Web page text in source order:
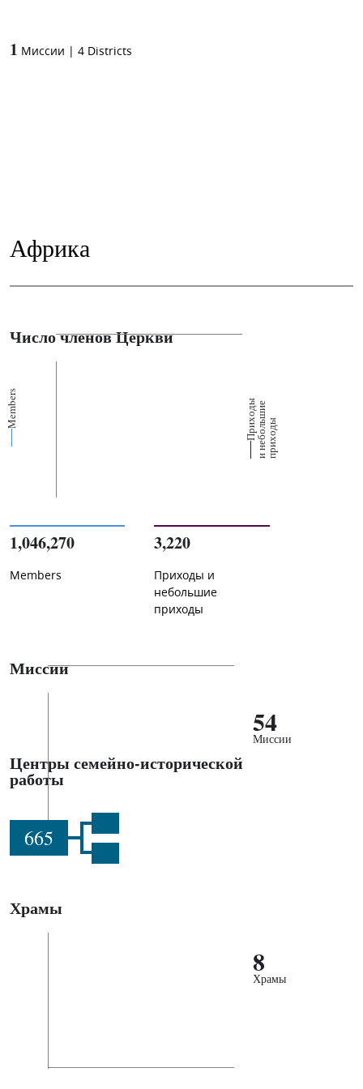
1 Миссии | 4 Districts
Африка
Число членов Церкви
Members П
р
их
о
д
ы
и
н
е
б
о
ль
ш
ие
п
р
и
х
о
ды
1,046,270
Members
3,220
Приходы и
небольшие
приходы
Миссии
54
Миссии
Центры семейно-исторической
работы
665
Храмы
8
Храмы